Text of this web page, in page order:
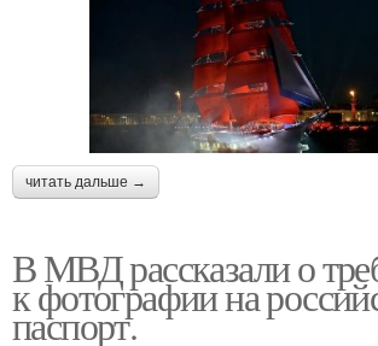
читать дальше →
В МВД рассказали о
к фотографии на
паспорт.